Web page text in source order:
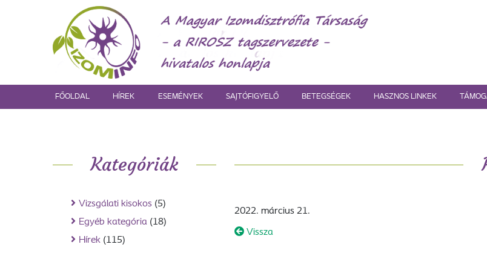
FŐOLDAL HÍREK ESEMÉNYEK SAJTÓFIGYELŐ BETEGSÉGEK HASZNOS LINKEK
Kategóriák
Vizsgálati kisokos (5)
Egyéb kategória (18)
Hírek (115)
2022. március 21.
Vissza